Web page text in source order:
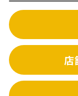
店